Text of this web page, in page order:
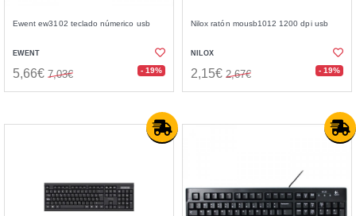
Ewent ew3102 teclado númerico usb
EWENT
5,66€ 7,03€ - 19%
Nilox ratón mousb1012 1200 dpi usb
NILOX
2,15€ 2,67€ - 19%